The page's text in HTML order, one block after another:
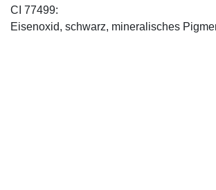
CI 77499:
Eisenoxid, schwarz, mineralisches